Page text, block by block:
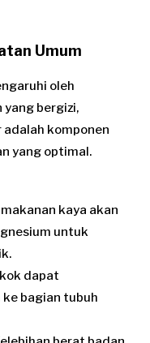
Umum
oleh
yang bergizi,
komponen
yang optimal.
makanan kaya akan
untuk
dapat
bagian tubuh